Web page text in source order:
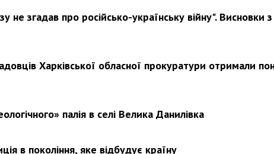
згадав про російсько-українську війну". Висновки з
Харківської обласної прокуратури отримали
палія в селі Велика Данилівка
в покоління, яке відбудує країну